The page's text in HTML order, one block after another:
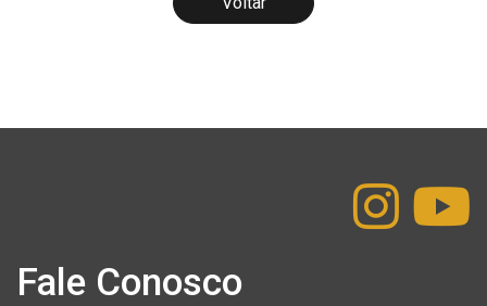
Fale Conosco